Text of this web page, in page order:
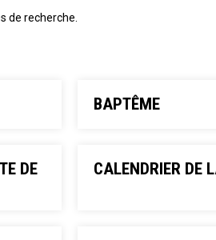
de recherche.
BAPTÊME
DE
CALENDRIER DE